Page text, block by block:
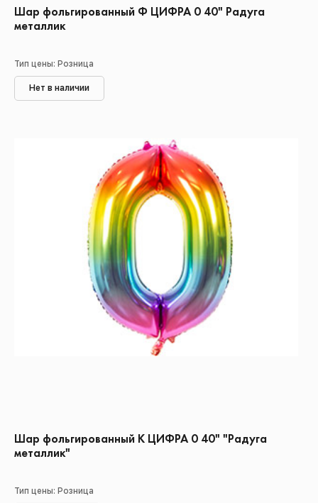
Шар фольгированный Ф ЦИФРА 0 40" Радуга
металлик
Тип цены: Розница
Нет в наличии
Шар фольгированный К ЦИФРА 0 40" "Радуга
металлик"
Тип цены: Розница